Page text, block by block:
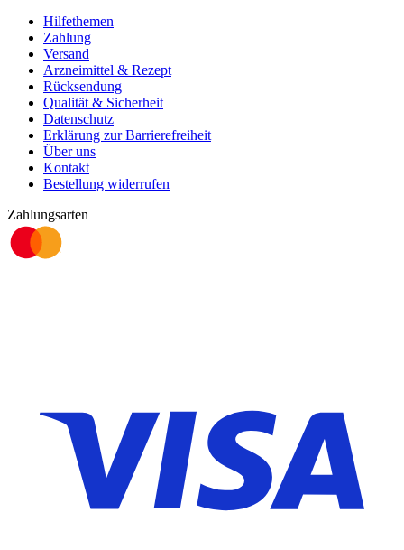
Hilfethemen
Zahlung
Versand
Arzneimittel & Rezept
Rücksendung
Qualität & Sicherheit
Datenschutz
Erklärung zur Barrierefreiheit
Über uns
Kontakt
Bestellung widerrufen
Zahlungsarten